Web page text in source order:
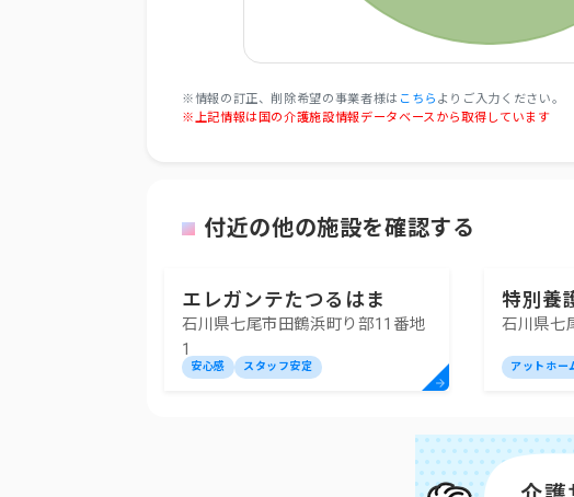
※情報の訂正、削除希望の事業者様は こちら よりご入力ください。
※上記情報は国の介護施設情報データベースから取得しています
付近の他の施設を確認する
エレガンテたつるはま
石川県七尾市田鶴浜町り部11番地
1
安心感 スタッフ安定
特別養
みの里
石川県七
アットホー